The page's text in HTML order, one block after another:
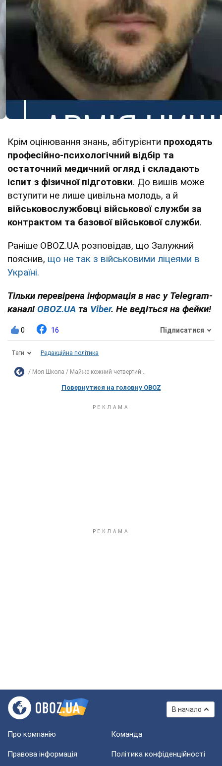
Крім оцінювання знань, абітурієнти проходять
професійно-психологічний відбір та
остаточний медичний огляд і складають
іспит з фізичної підготовки. До вишів може
вступити не лише цивільна молодь, а й
військовослужбовці військової служби за
контрактом та базової військової служби.
Раніше OBOZ.UA розповідав, що Залужний
пояснив, що не так з військовими ліцеями в
Україні.
Тільки перевірена інформація в нас у Telegram-
каналі OBOZ.UA та Viber. Не ведіться на фейки!
0 16 Підписатися
Теги Редакційна політика
Моя Школа Майже кожний четвертий...
Повернутися на головну OBOZ
В начало
Про компанію Команда
Правова інформація Політика конфіденційності